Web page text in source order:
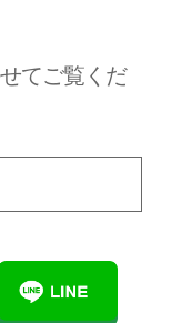
てご覧くだ